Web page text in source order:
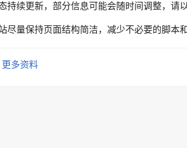
持续更新，部分信息可能会随时间调整，请
尽量保持页面结构简洁，减少不必要的脚本
更多资料